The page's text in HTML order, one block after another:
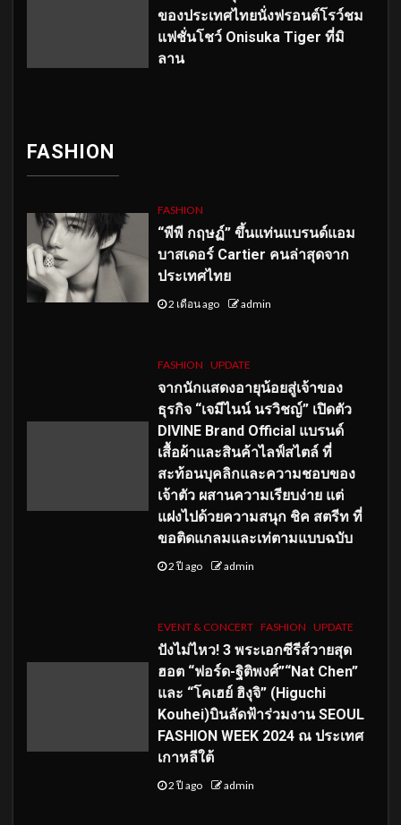
ของประเทศไทยนั่งฟรอนต์โรว์ชม
แฟชั่นโชว์ Onisuka Tiger ที่มิ
ลาน
FASHION
FASHION
“พีพี กฤษฏ์” ขึ้นแท่นแบรนด์แอม
บาสเดอร์ Cartier คนล่าสุดจาก
ประเทศไทย
2 เดือน ago admin
FASHION UPDATE
จากนักแสดงอายุน้อยสู่เจ้าของ
ธุรกิจ “เจมีไนน์ นรวิชญ์” เปิดตัว
DIVINE Brand Official แบรนด์
เสื้อผ้าและสินค้าไลฟ์สไตล์ ที่
สะท้อนบุคลิกและความชอบของ
เจ้าตัว ผสานความเรียบง่าย แต่
แฝงไปด้วยความสนุก ชิค สตรีท ที่
ขอติดแกลมและเท่ตามแบบฉบับ
2 ปี ago admin
EVENT & CONCERT FASHION UPDATE
ปังไม่ไหว! 3 พระเอกซีรีส์วายสุด
ฮอต “ฟอร์ด-ฐิติพงศ์”“Nat Chen”
และ “โคเฮย์ ฮิงุจิ” (Higuchi
Kouhei)บินลัดฟ้าร่วมงาน SEOUL
FASHION WEEK 2024 ณ ประเทศ
เกาหลีใต้
2 ปี ago admin